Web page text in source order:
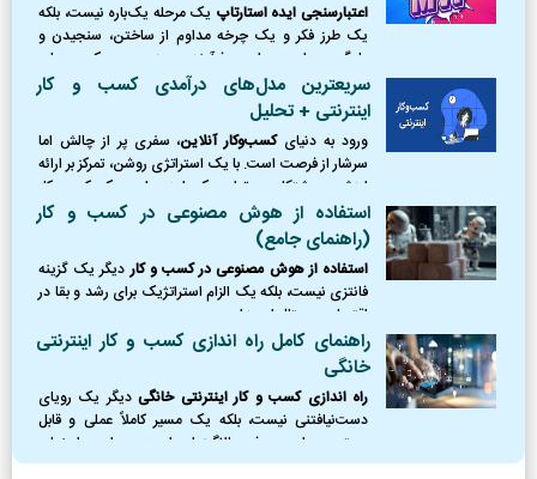
اعتبارسنجی ایده استارتاپ یک مرحله یک‌باره نیست، بلکه
یک طرز فکر و یک چرخه مداوم از ساختن، سنجیدن و
یادگیری است. این فرآیند، مرز بین یک رویای
شکست‌خورده و یک کسب‌وکار موفق را ترسیم می‌کند.
سریعترین مدل‌های درآمدی کسب و کار
اینترنتی + تحلیل
ورود به دنیایکسب‌وکار آنلاین، سفری پر از چالش اما
سرشار از فرصت است. با یک استراتژی روشن، تمرکز بر ارائه
ارزش و پشتکار، می‌توان یک ایده را به یک کسب‌وکار
پایدار و سودآور تبدیل کرد.
استفاده از هوش مصنوعی در کسب و کار
(راهنمای جامع)
استفاده از هوش مصنوعی در کسب و کاردیگر یک گزینه
فانتزی نیست، بلکه یک الزام استراتژیک برای رشد و بقا در
اقتصاد دیجیتال امروز است.
راهنمای کامل راه اندازی کسب و کار اینترنتی
خانگی
راه اندازی کسب و کار اینترنتی خانگیدیگر یک رویای
دست‌نیافتنی نیست، بلکه یک مسیر کاملاً عملی و قابل
دسترس برای هر فرد باانگیزه‌ای است. در این راهنمای
جامع، نقشه راه کاملی از نقطه صفر را ترسیم کردیم؛